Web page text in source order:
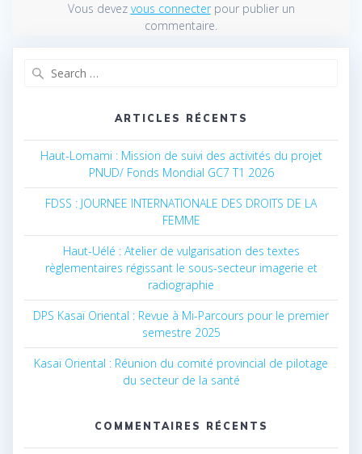
Vous devez vous connecterpour publier un
commentaire.
ARTICLES RÉCENTS
Haut-Lomami : Mission de suivi des activités du projet
PNUD/ Fonds Mondial GC7 T1 2026
FDSS : JOURNEE INTERNATIONALE DES DROITS DE LA
FEMME
Haut-Uélé : Atelier de vulgarisation des textes
règlementaires régissant le sous-secteur imagerie et
radiographie
DPS Kasaï Oriental : Revue à Mi-Parcours pour le premier
semestre 2025
Kasaï Oriental : Réunion du comité provincial de pilotage
du secteur de la santé
COMMENTAIRES RÉCENTS